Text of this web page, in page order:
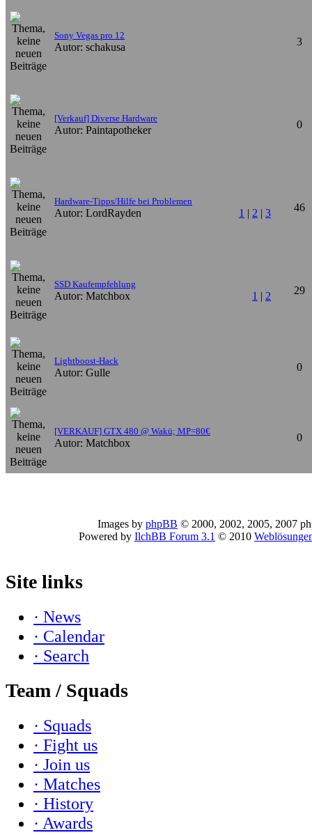
Sony Vegas pro 12
Autor: schakusa 3
[Verkauf] Diverse Hardware
Autor: Paintapotheker 0
Hardware-Tipps/Hilfe bei Problemen
Autor: LordRayden 1 | 2 | 3 46
SSD Kaufempfehlung
Autor: Matchbox 1 | 2 29
Lightboost-Hack
Autor: Gulle 0
[VERKAUF] GTX 480 @ Wakü; MP=80€
Autor: Matchbox 0
Images by phpBB © 2000, 2002, 2005, 2007
Powered by IlchBB Forum 3.1 © 2010
Site links
· News
· Calendar
· Search
Team / Squads
· Squads
· Fight us
· Join us
· Matches
· History
· Awards